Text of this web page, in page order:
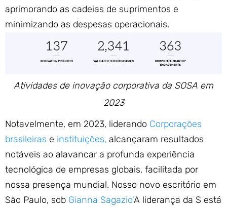
aprimorando as cadeias de suprimentos e
minimizando as despesas operacionais.
Atividades de inovação corporativa da SOSA em
2023
Notavelmente, em 2023, liderando Corporações
brasileiras e instituições, alcançaram resultados
notáveis ao alavancar a profunda experiência
tecnológica de empresas globais, facilitada por
nossa presença mundial. Nosso novo escritório em
São Paulo, sob Gianna Sagazio'A liderança da S está